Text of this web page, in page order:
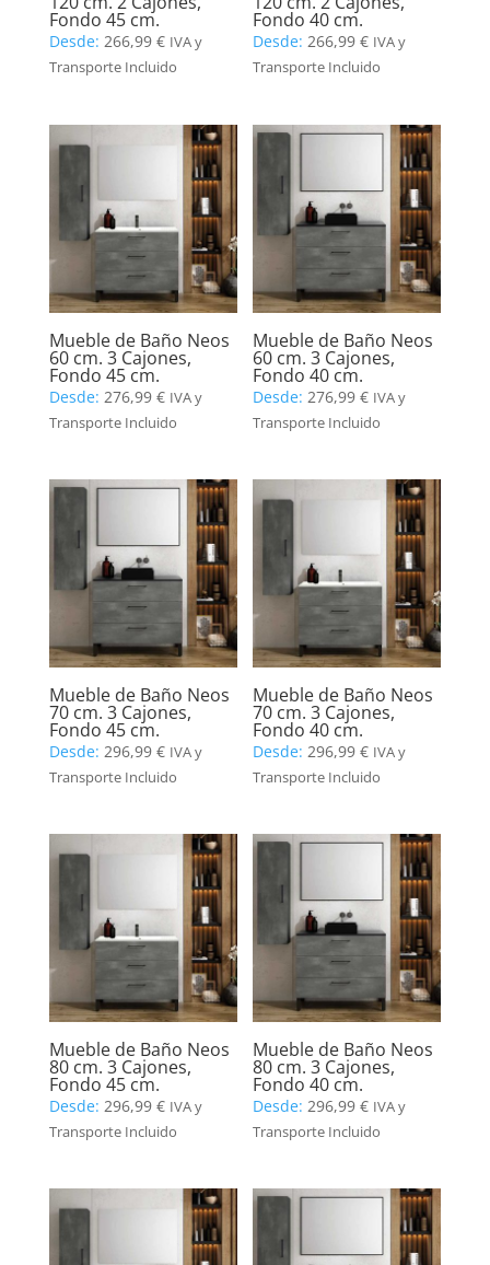
Fondo 45 cm.
Desde: 266,99 € IVA y
Transporte Incluido
Fondo 40 cm.
Desde:266,99€ IVA y
Transporte Incluido
Mueble de Baño Neos
60 cm. 3 Cajones,
Fondo 45 cm.
Desde: 276,99 € IVA y
Transporte Incluido
Mueble de Baño Neos
60 cm. 3 Cajones,
Fondo 40 cm.
Desde: 276,99€ IVA y
Transporte Incluido
Mueble de Baño Neos
70 cm. 3 Cajones,
Fondo 45 cm.
Desde: 296,99 € IVA y
Transporte Incluido
Mueble de Baño Neos
70 cm. 3 Cajones,
Fondo 40 cm.
Desde:296,99€ IVA y
Transporte Incluido
Mueble de Baño Neos
80 cm. 3 Cajones,
Fondo 45 cm.
Desde: 296,99 € IVA y
Transporte Incluido
Mueble de Baño Neos
80 cm. 3 Cajones,
Fondo 40 cm.
Desde:296,99€ IVA y
Transporte Incluido